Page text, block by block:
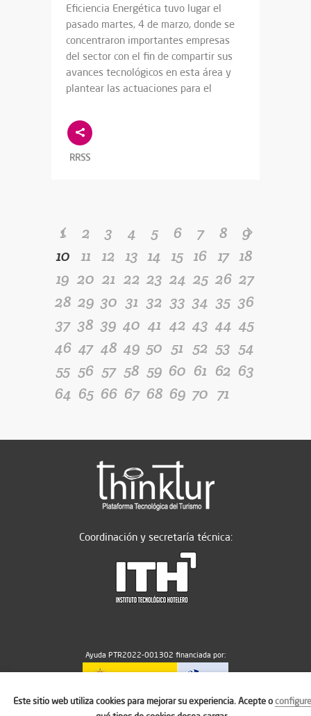
Eficiencia Energética tuvo lugar el
pasado martes, 4 de marzo, donde se
concentraron importantes empresas
del sector con el fin de compartir sus
avances tecnológicos en esta área y
plantear las actuaciones para el
RRSS
1 2 3 4 5 6 7 8
9
10 11 12 13 14 15 16 17 18
19 20 21 22 23 24 25 26 27
28 29 30 31 32 33 34 35 36
37 38 39 40 41 42 43 44 45
46 47 48 49 50 51 52 53 54
55 56 57 58 59 60 61 62 63
64 65 66 67 68 69 70 71
Coordinación y secretaría técnica:
Ayuda PTR2022-001302 financiada por:
MICIU/AEI/10.13039/501100011033
Este sitio web utiliza cookies para mejorar su experiencia. Acepte oconfigure